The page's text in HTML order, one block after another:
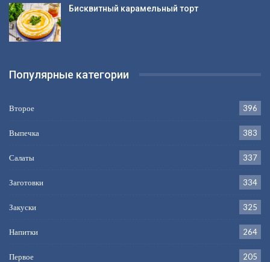
Бисквитный карамельный торт
Популярные категории
Второе 396
Выпечка 383
Салаты 337
Заготовки 334
Закуски 325
Напитки 264
Первое 205